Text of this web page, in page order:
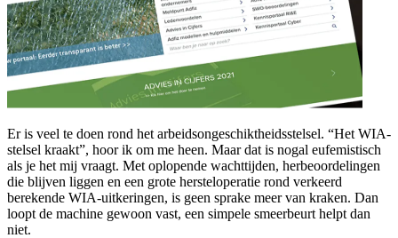
Er is veel te doen rond het arbeidsongeschiktheidsstelsel. “Het WIA-
stelsel kraakt”, hoor ik om me heen. Maar dat is nogal eufemistisch
als je het mij vraagt. Met oplopende wachttijden, herbeoordelingen
die blijven liggen en een grote hersteloperatie rond verkeerd
berekende WIA-uitkeringen, is geen sprake meer van kraken. Dan
loopt de machine gewoon vast, een simpele smeerbeurt helpt dan
niet.